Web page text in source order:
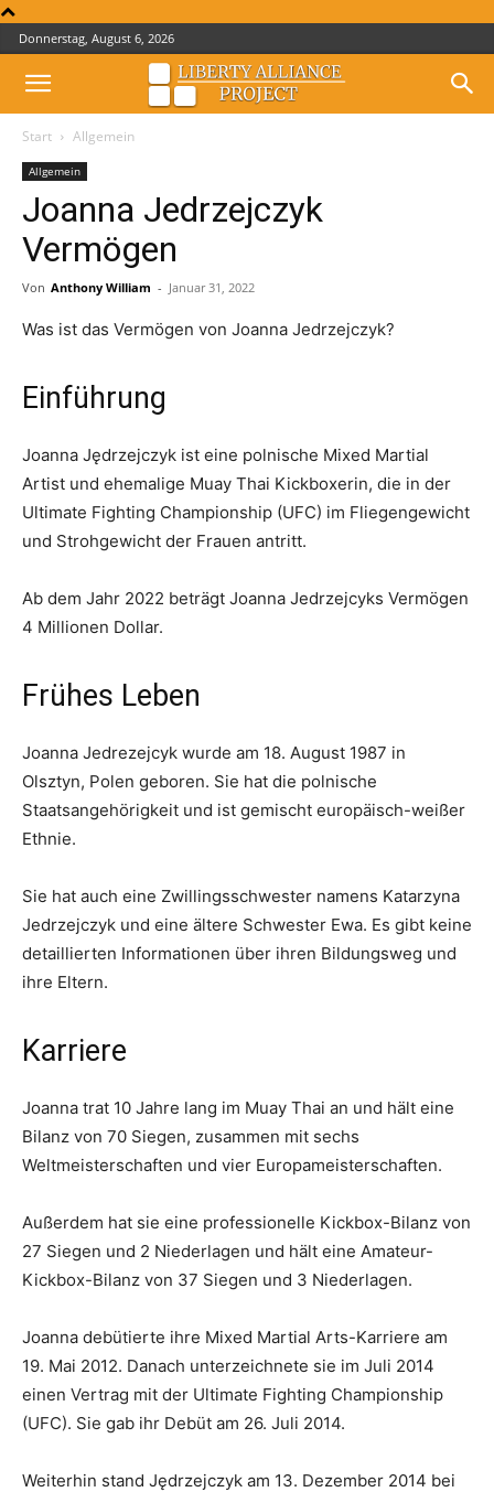
Donnerstag, August 6, 2026
Start Allgemein
Allgemein
Joanna Jedrzejczyk
Vermögen
Von Anthony William - Januar 31, 2022
Was ist das Vermögen von Joanna Jedrzejczyk?
Einführung
Joanna Jędrzejczyk ist eine polnische Mixed Martial
Artist und ehemalige Muay Thai Kickboxerin, die in der
Ultimate Fighting Championship (UFC) im Fliegengewicht
und Strohgewicht der Frauen antritt.
Ab dem Jahr 2022 beträgt Joanna Jedrzejcyks Vermögen
4 Millionen Dollar.
Frühes Leben
Joanna Jedrezejcyk wurde am 18. August 1987 in
Olsztyn, Polen geboren. Sie hat die polnische
Staatsangehörigkeit und ist gemischt europäisch-weißer
Ethnie.
Sie hat auch eine Zwillingsschwester namens Katarzyna
Jedrzejczyk und eine ältere Schwester Ewa. Es gibt keine
detaillierten Informationen über ihren Bildungsweg und
ihre Eltern.
Karriere
Joanna trat 10 Jahre lang im Muay Thai an und hält eine
Bilanz von 70 Siegen, zusammen mit sechs
Weltmeisterschaften und vier Europameisterschaften.
Außerdem hat sie eine professionelle Kickbox-Bilanz von
27 Siegen und 2 Niederlagen und hält eine Amateur-
Kickbox-Bilanz von 37 Siegen und 3 Niederlagen.
Joanna debütierte ihre Mixed Martial Arts-Karriere am
19. Mai 2012. Danach unterzeichnete sie im Juli 2014
einen Vertrag mit der Ultimate Fighting Championship
(UFC). Sie gab ihr Debüt am 26. Juli 2014.
Weiterhin stand Jędrzejczyk am 13. Dezember 2014 bei